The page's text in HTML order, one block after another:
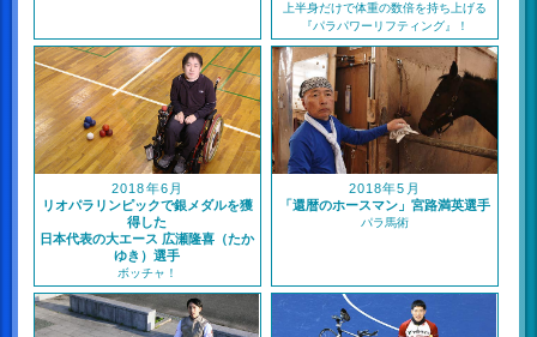
上半身だけで体重の数倍を持ち上げる
『パラパワーリフティング』！
2018年6月
リオパラリンピックで銀メダルを獲
得した
日本代表の大エース 広瀬隆喜（たか
ゆき）選手
ボッチャ！
2018年5月
「還暦のホースマン」宮路満英選手
パラ馬術